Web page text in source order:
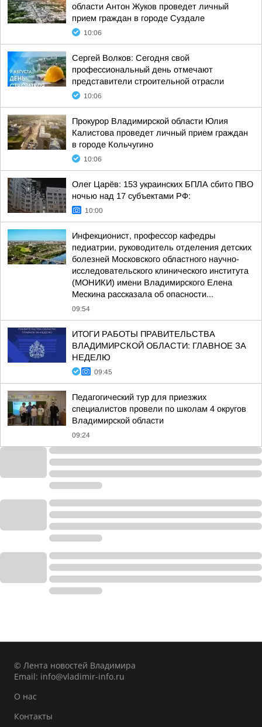
области Антон Жуков проведет личный
прием граждан в городе Суздале
10:06
Сергей Волков: Сегодня свой
профессиональный день отмечают
представители строительной отрасли
10:06
Прокурор Владимирской области Юлия
Калистова проведет личный прием граждан
в городе Кольчугино
10:06
Олег Царёв: 153 украинских БПЛА сбито ПВО
ночью над 17 субъектами РФ:
10:00
Инфекционист, профессор кафедры
педиатрии, руководитель отделения детских
болезней Московского областного научно-
исследовательского клинического института
(МОНИКИ) имени Владимирского Елена
Мескина рассказала об опасности...
09:54
ИТОГИ РАБОТЫ ПРАВИТЕЛЬСТВА
ВЛАДИМИРСКОЙ ОБЛАСТИ: ГЛАВНОЕ ЗА
НЕДЕЛЮ
09:45
Педагогический тур для приезжих
специалистов провели по школам 4 округов
Владимирской области
09:24
© Лента новостей Владимира
Email: info@vladimir-info.ru
О нас
Контакты